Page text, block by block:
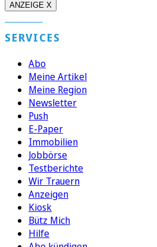
ANZEIGE X
SERVICES
Abo
Meine Artikel
Meine Region
Newsletter
Push
E-Paper
Immobilien
Jobbörse
Testberichte
Wir Trauern
Anzeigen
Kiosk
Bütz Mich
Hilfe